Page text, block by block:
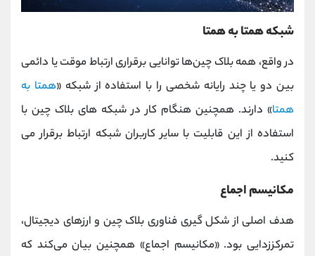
شبکه همتا به همتا
در واقع، همه بلاک چین‌ها توانایی برقراری ارتباط موقت یا دائمی
بین دو یا چند رایانه شخصی را با استفاده از شبکه «همتا به
همتا» دارند. همچنین هنگام کار در شبکه های بلاک چین با
استفاده از این قابلیت با سایر کاربران شبکه ارتباط برقرار می
کنید.
مکانیسم اجماع
هدف اصلی از شکل گیری فناوری بلاک چین و ارزهای دیجیتال،
تمرکززدایی بود. «مکانیسم اجماع» همچنین بیان می‌کند که